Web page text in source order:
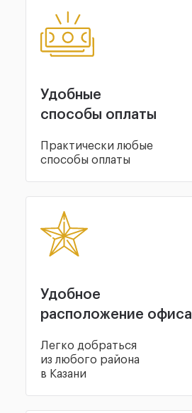
Удобные
способы оплаты
Практически любые
способы оплаты
Удобное
расположение офиса
Легко добраться
из любого района
в Казани